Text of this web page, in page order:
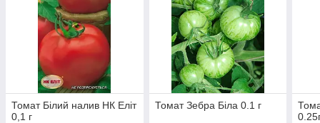
Томат Білий налив НК Еліт
0,1 г
Томат Зебра Біла 0.1 г